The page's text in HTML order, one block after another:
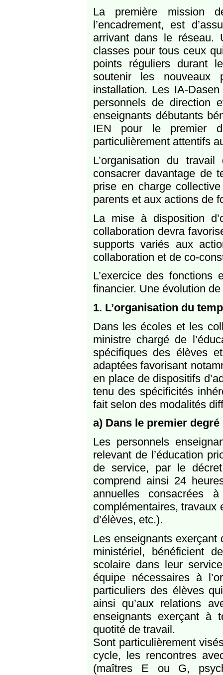
La première mission
l’encadrement, est
arrivant dans le réseau.
classes pour tous ceux
points réguliers durant
soutenir les nouveaux
installation. Les IA-
personnels de direction
enseignants débutants
IEN pour le premier
particulièrement attentifs
L’organisation du
consacrer davantage de
prise en charge
parents et aux actions de
La mise à disposition
collaboration devra
supports variés aux
collaboration et de co-
L’exercice des
financier. Une évolution
1. L’organisation du
Dans les écoles et les
ministre chargé de
spécifiques des élèves
adaptées favorisant
en place de dispositifs
tenu des spécificités
fait selon des modalités
a) Dans le premier degré
Les personnels
relevant de l’éducation
de service, par le
comprend ainsi 24
annuelles consacrées
complémentaires, travaux
d’élèves, etc.).
Les enseignants
ministériel, bénéficient
scolaire dans leur
équipe nécessaires à
particuliers des élèves
ainsi qu’aux relations
enseignants exerçant à
quotité de travail.
Sont particulièrement
cycle, les rencontres
(maîtres E ou G,